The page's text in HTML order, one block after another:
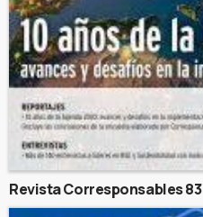
Revista Corresponsables 83